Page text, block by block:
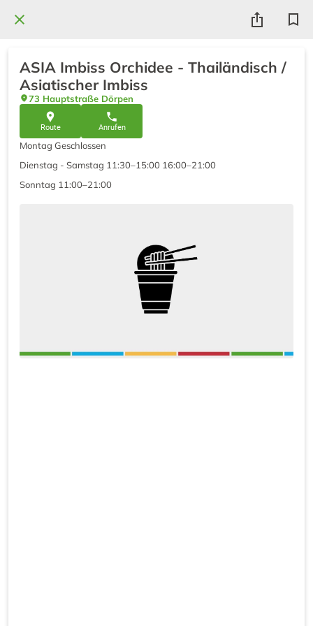
ASIA Imbiss Orchidee - Thailändisch /
Asiatischer Imbiss
73 Hauptstraße Dörpen
Route Anrufen
Montag Geschlossen
Dienstag - Samstag 11:30–15:00 16:00–21:00
Sonntag 11:00–21:00